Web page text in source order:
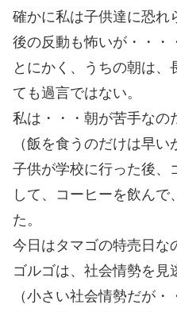
確かに私は子供達に恐れ
後の反動も怖いが・・・
とにかく、うちの朝は、
ても過言ではない。
私は・・・朝が苦手なの
（飯を食うのだけは早い
子供が学校に行った後、
して、コーヒーを飲んで
た。
今日はタマゴの特売日な
ゴルゴは、社会情勢を見
（小さい社会情勢だが・